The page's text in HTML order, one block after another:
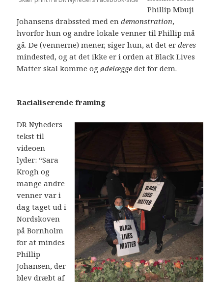
Phillip Mbuji
Johansens drabssted med endemonstration,
hvorfor hun og andre lokale venner til Phillip må
gå. De (vennerne) mener, siger hun, at det erderes
mindested, og at det ikke er i orden at Black Lives
Matter skal komme ogødelægge det for dem.
Racialiserende framing
DR Nyheders
tekst til
videoen
lyder: “Sara
Krogh og
mange andre
venner var i
dag taget ud i
Nordskoven
på Bornholm
for at mindes
Phillip
Johansen, der
blev dræbt af